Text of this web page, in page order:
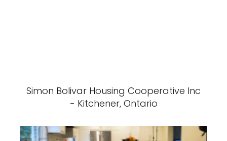
Simon Bolivar Housing Cooperative Inc
- Kitchener, Ontario